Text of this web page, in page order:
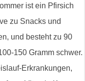
ist ein Pfirsich
zu Snacks und
und besteht zu 90
150 Gramm schwer.
Erkrankungen,